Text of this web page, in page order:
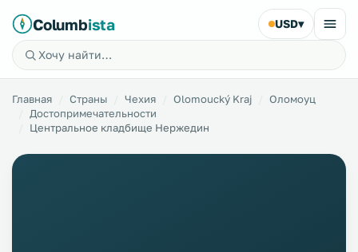
Columbista USD▾
Главная Страны Чехия Olomoucký Kraj
Оломоуц
Достопримечательности
Центральное кладбище Нержедин